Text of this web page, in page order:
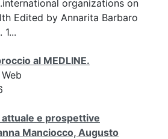
organizations on
Edited by Annarita Barbaro
1...
al MEDLINE.
e prospettive
Manciocco, Augusto